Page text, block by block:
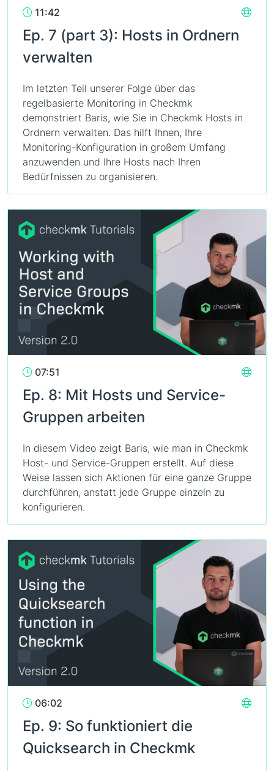
11:42
Ep. 7 (part 3): Hosts in Ordnern
verwalten
Im letzten Teil unserer Folge über das
regelbasierte Monitoring in Checkmk
demonstriert Baris, wie Sie in Checkmk Hosts in
Ordnern verwalten. Das hilft Ihnen, Ihre
Monitoring-Konfiguration in großem Umfang
anzuwenden und Ihre Hosts nach Ihren
Bedürfnissen zu organisieren.
07:51
Ep. 8: Mit Hosts und Service-
Gruppen arbeiten
In diesem Video zeigt Baris, wie man in Checkmk
Host- und Service-Gruppen erstellt. Auf diese
Weise lassen sich Aktionen für eine ganze Gruppe
durchführen, anstatt jede Gruppe einzeln zu
konfigurieren.
06:02
Ep. 9: So funktioniert die
Quicksearch in Checkmk